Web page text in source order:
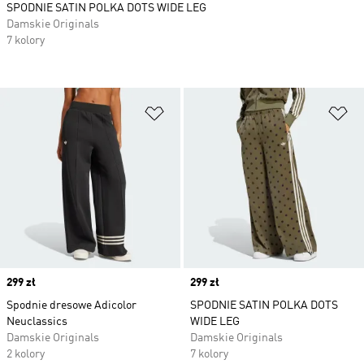
Dodaj do listy życzeń
Price
299 zł
Spodnie dresowe Adicolor
Neuclassics
Damskie Originals
2 kolory
Price
299 zł
SPODNIE SATIN POLKA DOTS
WIDE LEG
Damskie Originals
7 kolory
SPODNIE SATIN POLKA DOTS WIDE LEG
Damskie Originals
7 kolory